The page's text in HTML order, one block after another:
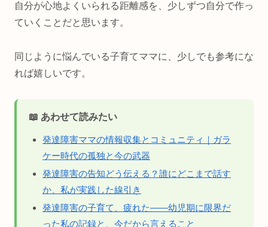
自分が心地よくいられる距離感を、少しずつ自分で作っ
ていくことだと思います。
同じように悩んでいる子育てママに、少しでも参考にな
れば嬉しいです。
📖 あわせて読みたい
発達障害ママの情報収集とコミュニティ｜ガラ
ケー時代の孤独と今の武器
発達障害の告知どう伝える？誰にどこまで話す
か、私が実践した線引き
発達障害の子育て、疲れた——幼児期に限界だ
った私の記録と、今だから言えること